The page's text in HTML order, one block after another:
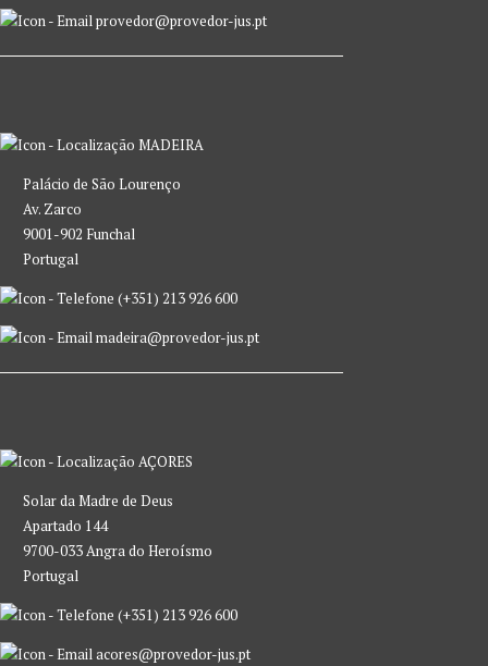
provedor@provedor-jus.pt
MADEIRA
Palácio de São Lourenço
Av. Zarco
9001-902 Funchal
Portugal
(+351) 213 926 600
madeira@provedor-jus.pt
AÇORES
Solar da Madre de Deus
Apartado 144
9700-033 Angra do Heroísmo
Portugal
(+351) 213 926 600
acores@provedor-jus.pt